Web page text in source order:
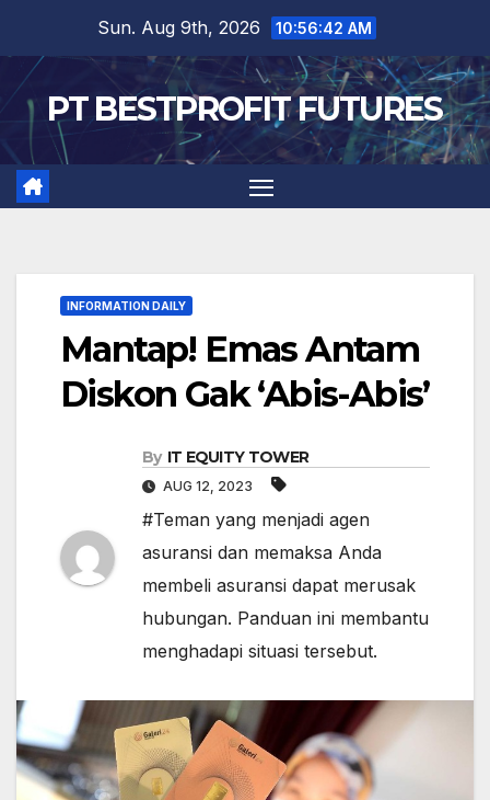
content
Sun. Aug 9th, 2026 10:56:43 AM
PT BESTPROFIT FUTURES
INFORMATION DAILY
Mantap! Emas Antam
Diskon Gak ‘Abis-Abis’
By IT EQUITY TOWER
AUG 12, 2023
#Teman yang menjadi agen
asuransi dan memaksa Anda
membeli asuransi dapat merusak
hubungan. Panduan ini membantu
menghadapi situasi tersebut.